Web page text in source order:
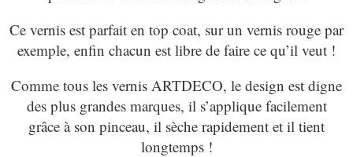
Ce vernis est parfait en top coat, sur un vernis rouge par
exemple, enfin chacun est libre de faire ce qu’il veut !
Comme tous les vernis ARTDECO, le design est digne
des plus grandes marques, il s’applique facilement
grâce à son pinceau, il sèche rapidement et il tient
longtemps !